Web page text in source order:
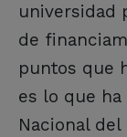
universidad
de
puntos que
es lo que ha
Nacional